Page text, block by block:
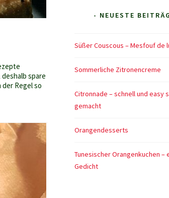
spare
Regel so
- NEUESTE
Süßer Couscous – Mesfouf de
Sommerliche Zitronencreme
Citronnade – schnell und easy
gemacht
Orangendesserts
Tunesischer Orangenkuchen –
Gedicht